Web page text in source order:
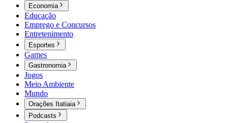
Economia
Educação
Emprego e Concursos
Entretenimento
Esportes
Games
Gastronomia
Jogos
Meio Ambiente
Mundo
Orações Itatiaia
Podcasts